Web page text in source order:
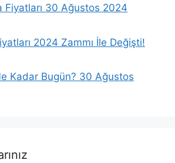
Fiyatları 30 Ağustos 2024
2024 Zammı İle Değişti!
Kadar Bugün? 30 Ağustos